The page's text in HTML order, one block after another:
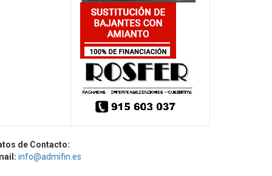
de Contacto:
info@admifin.es